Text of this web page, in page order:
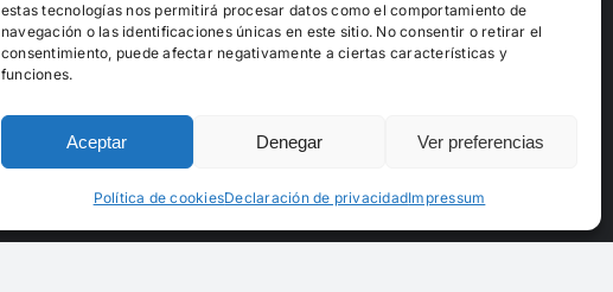
estas tecnologías nos permitirá procesar datos como el comportamiento de
navegación o las identificaciones únicas en este sitio. No consentir o retirar el
consentimiento, puede afectar negativamente a ciertas características y
funciones.
Aceptar Denegar Ver preferencias
Política de cookiesDeclaración de privacidadImpressum